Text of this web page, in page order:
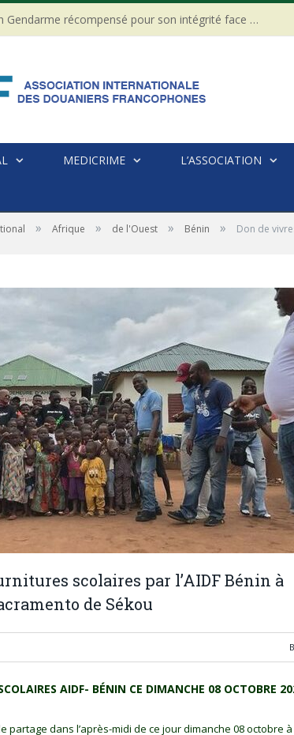
CÔTE D’IVOIRE : Un Gendarme récompensé pour son intégrité face à une tentative de corruption
MEDICRIME L’ASSOCIATION
» Afrique » de l'Ouest » Bénin » Don de
scolaires par l’AIDF Bénin à
de Sékou
AIDF- BÉNIN CE DIMANCHE 08 OCTOBRE
partage dans l’après-midi de ce jour dimanche 08 octobre